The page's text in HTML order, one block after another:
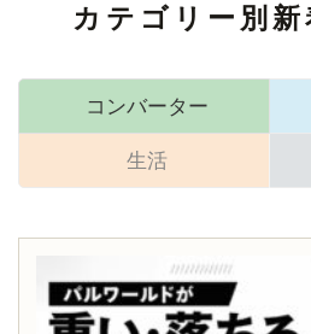
カテゴリー別新
コンバーター
生活